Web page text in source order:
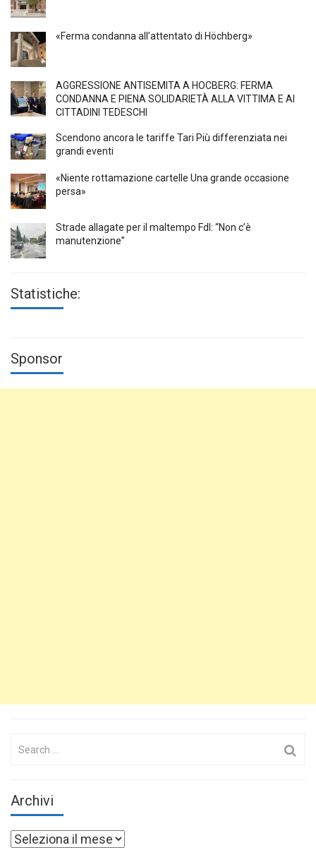
«Ferma condanna all’attentato di Höchberg»
AGGRESSIONE ANTISEMITA A HÖCBERG: FERMA
CONDANNA E PIENA SOLIDARIETÀ ALLA VITTIMA E AI
CITTADINI TEDESCHI
Scendono ancora le tariffe Tari Più differenziata nei
grandi eventi
«Niente rottamazione cartelle Una grande occasione
persa»
Strade allagate per il maltempo FdI: “Non c’è
manutenzione”
Statistiche:
Sponsor
Archivi
Archivi